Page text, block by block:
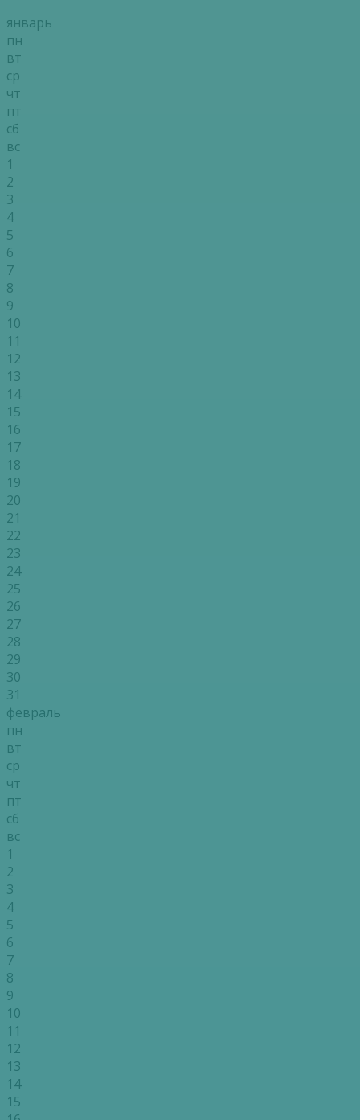
январь
пн
вт
ср
чт
пт
сб
вс
1
2
3
4
5
6
7
8
9
10
11
12
13
14
15
16
17
18
19
20
21
22
23
24
25
26
27
28
29
30
31
февраль
пн
вт
ср
чт
пт
сб
вс
1
2
3
4
5
6
7
8
9
10
11
12
13
14
15